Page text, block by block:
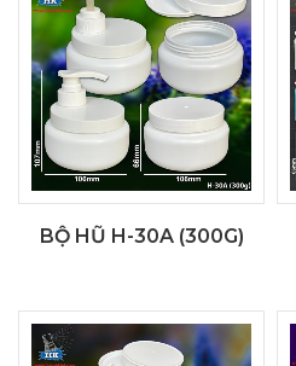
BỘ HŨ H-30A (300G)